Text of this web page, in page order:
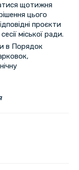
щотижня
цього
проєкти
міської ради.
в Порядок